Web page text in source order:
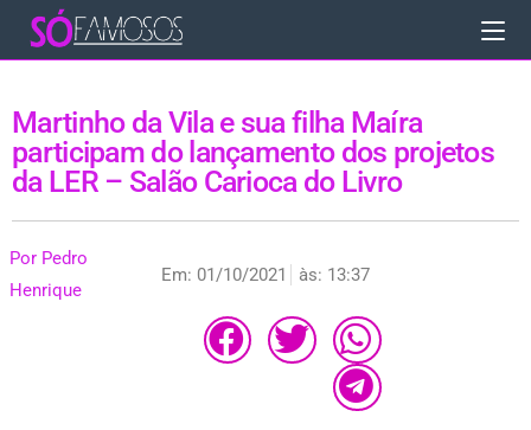
Martinho da Vila e sua filha Maíra
participam do lançamento dos projetos
da LER – Salão Carioca do Livro
Por Pedro
Henrique
Em: 01/10/2021 às: 13:37